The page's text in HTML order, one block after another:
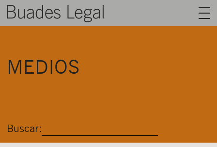
MEDIOS
Buscar: